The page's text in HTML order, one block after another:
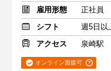
雇用形態
正社員
シフト
週5日以
アクセス
泉崎駅
オンライン面接可